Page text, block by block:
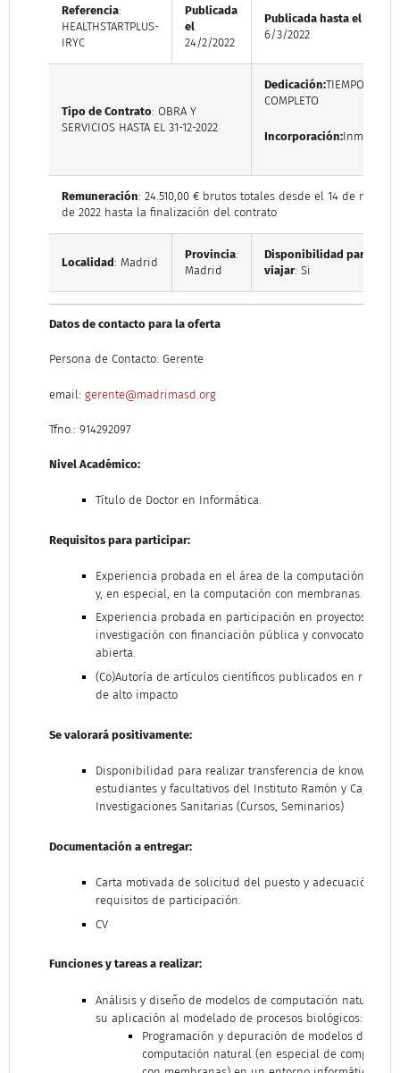
Referencia:
HEALTHSTARTPLUS-
IRYC
Publicada
el
24/2/2022
Publicada hasta el
6/3/2022
Tipo de Contrato: OBRA Y
SERVICIOS HASTA EL 31-12-2022
Dedicación:TIEMPO
COMPLETO
Incorporación:Inmediata
Remuneración: 24.510,00 € brutos totales desde el 14 de marzo
de 2022 hasta la finalización del contrato
Localidad: Madrid
Provincia:
Madrid
Disponibilidad para
viajar: Si
Datos de contacto para la oferta
Persona de Contacto: Gerente
email: gerente@madrimasd.org
Tfno.: 914292097
Nivel Académico:
Título de Doctor en Informática.
Requisitos para participar:
Experiencia probada en el área de la computación
y, en especial, en la computación con membranas.
Experiencia probada en participación en proyectos de
investigación con financiación pública y convocatoria
abierta.
(Co)Autoría de artículos científicos publicados en revistas
de alto impacto
Se valorará positivamente:
Disponibilidad para realizar transferencia de know-how a
estudiantes y facultativos del Instituto Ramón y Cajal de
Investigaciones Sanitarias (Cursos, Seminarios)
Documentación a entregar:
Carta motivada de solicitud del puesto y adecuación a
requisitos de participación.
CV
Funciones y tareas a realizar:
Análisis y diseño de modelos de computación natural
su aplicación al modelado de procesos biológicos:
Programación y depuración de modelos de
computación natural (en especial de